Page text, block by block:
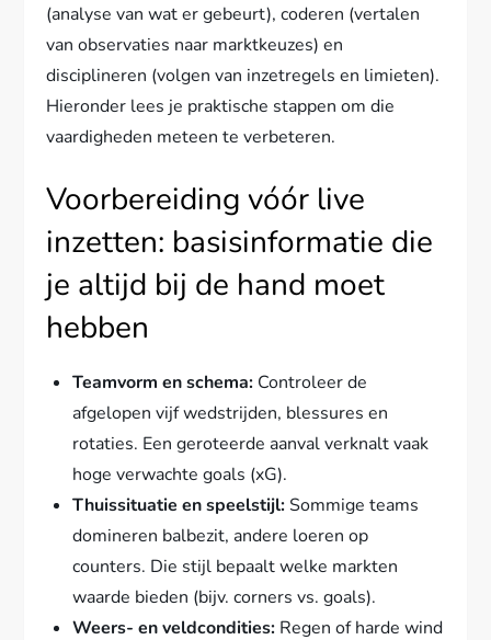
(analyse van wat er gebeurt), coderen (vertalen
van observaties naar marktkeuzes) en
disciplineren (volgen van inzetregels en limieten).
Hieronder lees je praktische stappen om die
vaardigheden meteen te verbeteren.
Voorbereiding vóór live
inzetten: basisinformatie die
je altijd bij de hand moet
hebben
Teamvorm en schema: Controleer de
afgelopen vijf wedstrijden, blessures en
rotaties. Een geroteerde aanval verknalt vaak
hoge verwachte goals (xG).
Thuissituatie en speelstijl:Sommige teams
domineren balbezit, andere loeren op
counters. Die stijl bepaalt welke markten
waarde bieden (bijv. corners vs. goals).
Weers- en veldcondities: Regen of harde wind